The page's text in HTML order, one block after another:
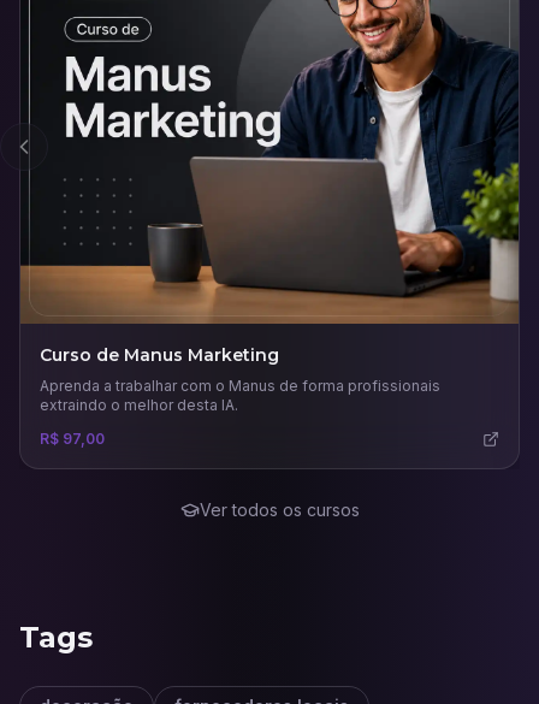
Curso de Manus Marketing
Aprenda a trabalhar com o Manus de forma profissionais
extraindo o melhor desta IA.
R$ 97,00
Anterior
Ver todos os cursos
Tags